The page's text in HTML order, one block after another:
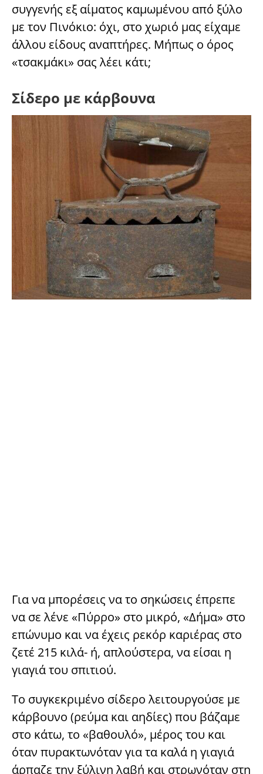
συγγενής εξ αίματος καμωμένου από ξύλο
με τον Πινόκιο: όχι, στο χωριό μας είχαμε
άλλου είδους αναπτήρες. Μήπως ο όρος
«τσακμάκι» σας λέει κάτι;
Σίδερο με κάρβουνα
Για να μπορέσεις να το σηκώσεις έπρεπε
να σε λένε «Πύρρο» στο μικρό, «Δήμα» στο
επώνυμο και να έχεις ρεκόρ καριέρας στο
ζετέ 215 κιλά- ή, απλούστερα, να είσαι η
γιαγιά του σπιτιού.
Το συγκεκριμένο σίδερο λειτουργούσε με
κάρβουνο (ρεύμα και αηδίες) που βάζαμε
στο κάτω, το «βαθουλό», μέρος του και
όταν πυρακτωνόταν για τα καλά η γιαγιά
άρπαζε την ξύλινη λαβή και στρωνόταν στη